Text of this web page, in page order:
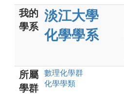
我的
學系
淡江大學
化學學系
所屬
學群
數理化學群
化學學類